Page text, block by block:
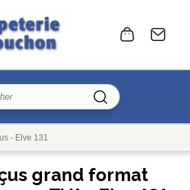
- Elve 131
grand format